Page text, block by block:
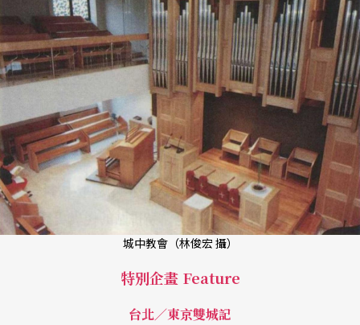
城中教會（林俊宏 攝）
特別企畫 Feature
台北／東京雙城記